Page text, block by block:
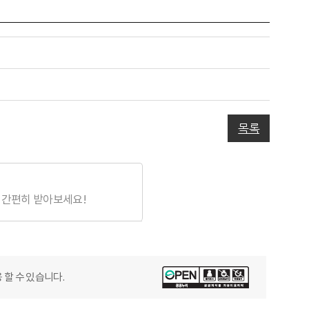
목록
편히 받아보세요!
수 있습니다.